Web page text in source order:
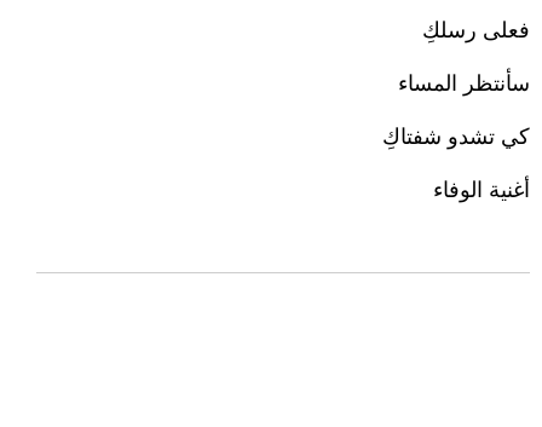
فعلى رسلكِ
سأنتظر المساء
كي تشدو شفتاكِ
أغنية الوفاء